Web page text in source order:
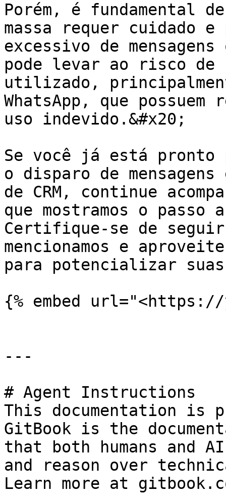
Porém, é fundamental
massa requer cuidado
excessivo de
pode levar ao risco de
utilizado,
WhatsApp, que
uso indevido.&#x20;
Se você já está pronto
o disparo de
de CRM, continue
que mostramos o passo
Certifique-se de
mencionamos e
para potencializar suas
{% embed
---
# Agent Instructions
This documentation is
GitBook is the
that both humans and
and reason over
Learn more at